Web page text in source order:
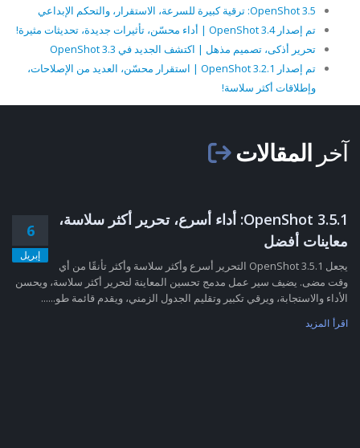
OpenShot 3.5: ترقية كبيرة للسرعة، الاستقرار، والتحكم الإبداعي
تم إصدار OpenShot 3.4 | أداء محسّن، تأثيرات جديدة، تحديثات مثيرة!
تحرير أذكى، تصميم مذهل | اكتشف الجديد في OpenShot 3.3
تم إصدار OpenShot 3.2.1 | استقرار محسّن، العديد من الإصلاحات،
وإطلاقات أكثر سلاسة!
آخر المقالات
6
إبريل
OpenShot 3.5.1: أداء أسرع، تحرير أكثر سلاسة،
معاينات أفضل
يجعل OpenShot 3.5.1 التحرير أسرع وأكثر سلاسة وأكثر تأنقًا من أي
وقت مضى. يضيف سير عمل مدمج تحسين المعاينة لتحرير أكثر سلاسة، ويحسن
الأداء والاستجابة، ويرقي تكبير وتقليم الجدول الزمني، ويقدم قائمة طو......
اقرأ المزيد